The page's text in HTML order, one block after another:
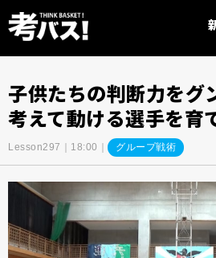
子供たちの判断力をグ
考えて動ける選手を育
Lesson297｜18:00｜ グループ戦術